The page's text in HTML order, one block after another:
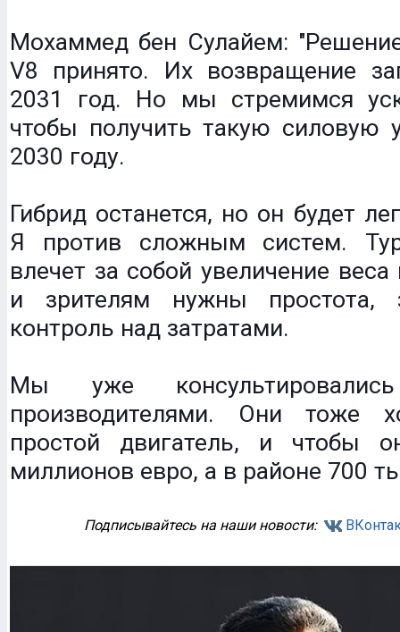
Мохаммед бен Сулайем:
V8 принято. Их возвращение
2031 год. Но мы стремимся
чтобы получить такую силовую
2030 году.
Гибрид останется, но он будет
Я против сложным систем.
влечет за собой увеличение
и зрителям нужны простота,
контроль над затратами.
Мы уже
производителями. Они тоже
простой двигатель, и чтобы
миллионов евро, а в районе 700
Подписывайтесь на наши новости: